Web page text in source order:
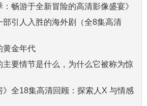
：畅游于全新冒险的高清影像盛宴》
部引人入胜的海外剧（全8集高清
黄金年代
主要情节是什么，为什么它被称为惊
》全18集高清回顾：探索人X 与情感